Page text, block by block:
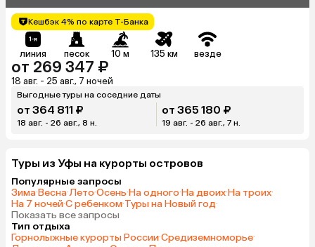
Кешбэк 4% по карте Т-Банка
линия песок 10 м 135 км везде
от 269 347 ₽
18 авг. - 25 авг., 7 ночей
Выгодные туры на соседние даты
от 364 811 ₽
18 авг. - 26 авг., 8 н.
от 365 180 ₽
19 авг. - 26 авг., 7 н.
Туры из Уфы на курорты островов
Популярные запросы
Зима·Весна·Лето·Осень·На одного·На двоих·На троих·
На 7 ночей·С ребенком·Туры на Новый год·
Показать все запросы
Тип отдыха
Горнолыжные курорты России·Средиземноморье·